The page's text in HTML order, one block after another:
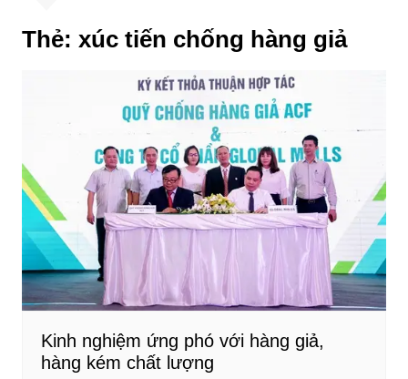
Thẻ: xúc tiến chống hàng giả
Kinh nghiệm ứng phó với hàng giả,
hàng kém chất lượng